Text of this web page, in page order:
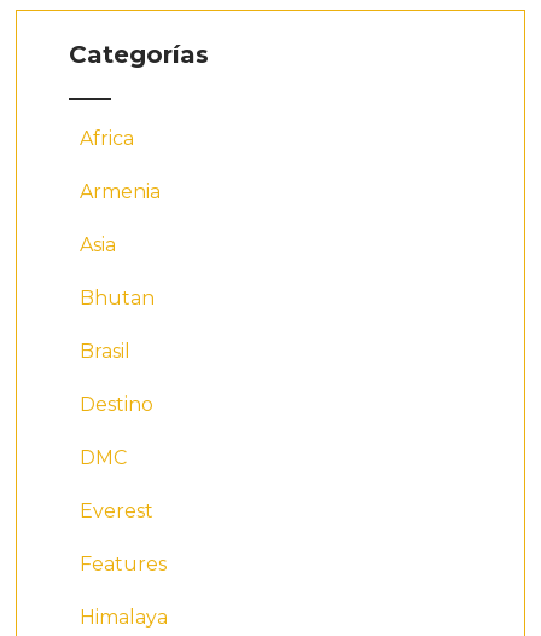
Categorías
Africa
Armenia
Asia
Bhutan
Brasil
Destino
DMC
Everest
Features
Himalaya